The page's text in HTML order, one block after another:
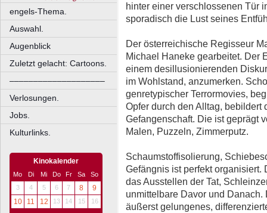
engels-Thema.
Auswahl.
Augenblick
Zuletzt gelacht: Cartoons.
––––––––––––––––––––
Verlosungen.
Jobs.
Kulturlinks.
Kinokalender
Mo Di Mi Do Fr Sa
So
3
4 5 6 7 8
9
10
11 12 13 14 15 16
hinter einer verschlossenen Tür
sporadisch die Lust seines
Der österreichische Regisseur
Michael Haneke gearbeitet. Der
einem desillusionierenden
im Wohlstand, anzumerken.
genretypischer Terrormovies,
Opfer durch den Alltag, bebildert
Gefangenschaft. Die ist geprägt
Malen, Puzzeln, Zimmerputz.
Schaumstoffisolierung,
Gefängnis ist perfekt organisiert.
das Ausstellen der Tat,
unmittelbare Davor und
äußerst gelungenes,